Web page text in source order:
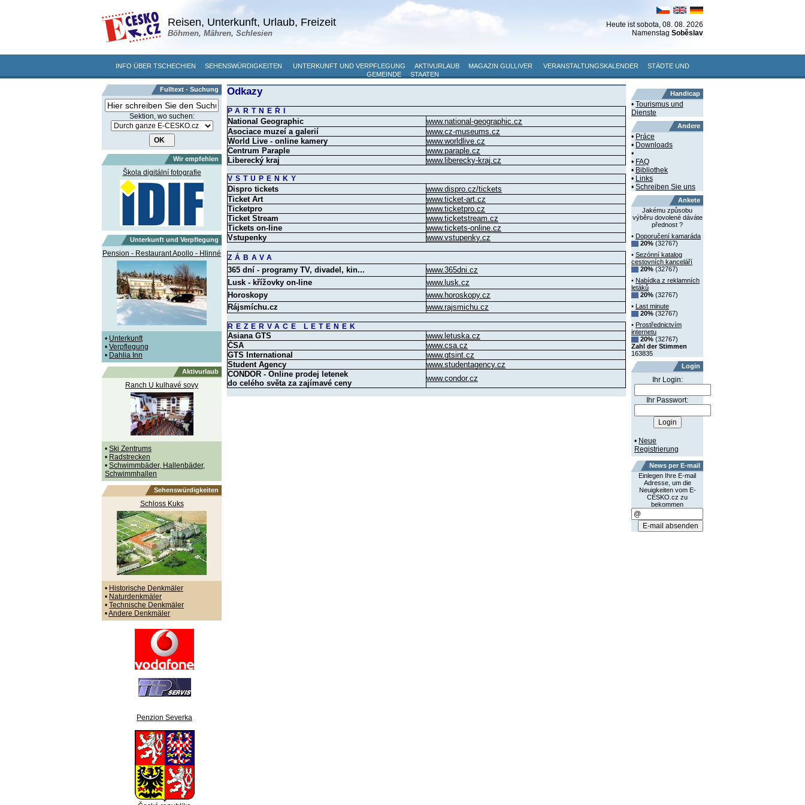
Reisen, Unterkunft, Urlaub, Freizeit
Böhmen, Mähren, Schlesien
Heute istsobota, 08. 08. 2026
Namenstag Soběslav
INFO ÜBER TSCHECHIEN SEHENSWÜRDIGKEITEN UNTERKUNFT UND VERPFLEGUNG AKTIVURLAUB MAGAZIN GULLIVER VERANSTALTUNGSKALENDER
STÄDTE UND
GEMEINDE
STAATEN
Fulltext - Suchung
Sektion, wo suchen:
Wir empfehlen
Škola digitální fotografie
Unterkunft und Verpflegung
Pension - Restaurant Apollo - Hlinné
• Unterkunft
• Verpflegung
• Dahlia Inn
Aktivurlaub
Ranch U kulhavé sovy
• Ski Zentrums
• Radstrecken
• Schwimmbäder, Hallenbäder,
Schwimmhallen
Sehenswürdigkeiten
Schloss Kuks
• Historische Denkmäler
• Naturdenkmäler
• Technische Denkmäler
•Andere Denkmäler
Penzion Severka
Odkazy
PARTNEŘI
National Geographic
www.national-geographic.cz
Asociace muzeí a galerií
www.cz-museums.cz
World Live - online kamery
www.worldlive.cz
Centrum Paraple
www.paraple.cz
Liberecký kraj
www.liberecky-kraj.cz
VSTUPENKY
Dispro tickets
www.dispro.cz/tickets
Ticket Art
www.ticket-art.cz
Ticketpro
www.ticketpro.cz
Ticket Stream
www.ticketstream.cz
Tickets on-line
www.tickets-online.cz
Vstupenky
www.vstupenky.cz
ZÁBAVA
365 dní - programy TV, divadel, kin...
www.365dni.cz
Lusk - křížovky on-line
www.lusk.cz
Horoskopy
www.horoskopy.cz
Rájsmíchu.cz
www.rajsmichu.cz
REZERVACE LETENEK
Asiana GTS
www.letuska.cz
ČSA
www.csa.cz
GTS International
www.gtsint.cz
Student Agency
www.studentagency.cz
CONDOR - Online prodej letenek
do celého světa za zajímavé ceny
www.condor.cz
Handicap
• Tourismus und
Dienste
Andere
• Práce
• Downloads
•
• FAQ
• Bibliothek
• Links
• Schreiben Sie uns
Ankete
Jakému způsobu
výběru dovolené dáváte
přednost ?
• Doporučení kamaráda
20% (32767)
• Sezónní katalog
cestovních kanceláří
20% (32767)
• Nabídka z reklamních
letáků
20% (32767)
•
Last minute
20% (32767)
• Prostřednictvím
internetu
20% (32767)
Zahl der Stimmen
163835
Login
Ihr Login:
Ihr Passwort:
• Neue
Registrierung
News per E-mail
Einlegen Ihre E-mail
Adresse, um die
Neuigkeiten vom E-
CESKO.cz zu
bekommen